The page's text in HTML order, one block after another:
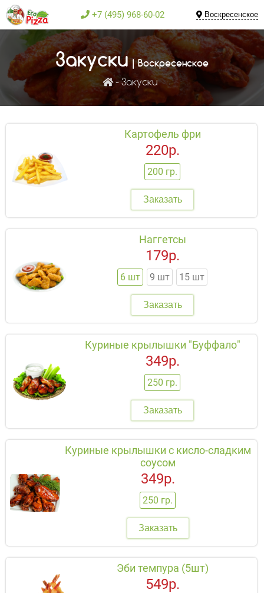
+7 (495) 968-60-02 Воскресенское
Закуски| Воскресенское
Закуски
Картофель фри
200 гр.
220р.
Заказать
Наггетсы
6 шт 9 шт 15 шт
179р.
Заказать
Куриные крылышки "Буффало"
250 гр.
349р.
Заказать
Куриные крылышки с кисло-сладким
соусом
250 гр.
349р.
Заказать
Эби темпура (5шт)
549р.